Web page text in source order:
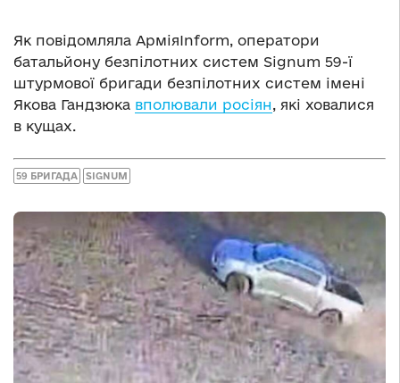
Як повідомляла АрміяInform, оператори
батальйону безпілотних систем Signum 59-ї
штурмової бригади безпілотних систем імені
Якова Гандзюка вполювали росіян, які ховалися
в кущах.
59 БРИГАДА SIGNUM